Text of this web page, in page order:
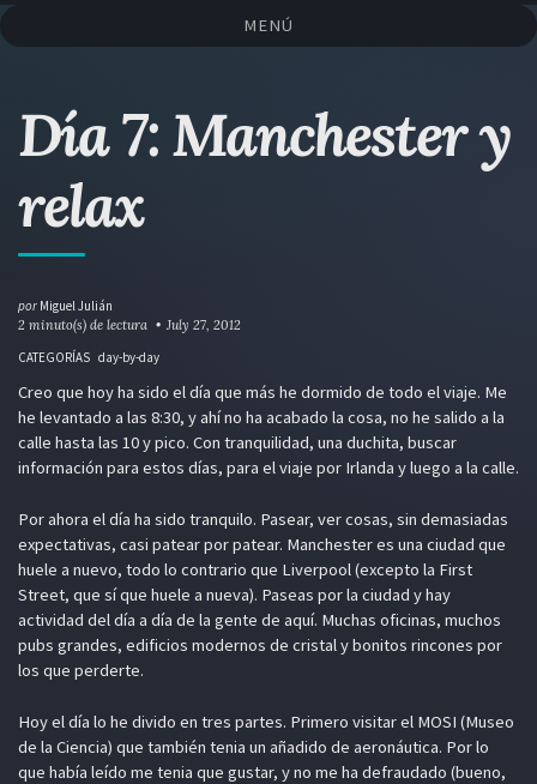
Saltar
enlaces
Saltar
a
primaria
Saltar
al
Saltar
al
página
MENÚ
Día 7: Manchester y
relax
por Miguel Julián
2 minuto(s) de lectura
July 27, 2012
CATEGORÍAS day-by-day
Creo que hoy ha sido el día que más he dormido de todo el viaje. Me
he levantado a las 8:30, y ahí no ha acabado la cosa, no he salido a la
calle hasta las 10 y pico. Con tranquilidad, una duchita, buscar
información para estos días, para el viaje por Irlanda y luego a la calle.
Por ahora el día ha sido tranquilo. Pasear, ver cosas, sin demasiadas
expectativas, casi patear por patear. Manchester es una ciudad que
huele a nuevo, todo lo contrario que Liverpool (excepto la First
Street, que sí que huele a nueva). Paseas por la ciudad y hay
actividad del día a día de la gente de aquí. Muchas oficinas, muchos
pubs grandes, edificios modernos de cristal y bonitos rincones por
los que perderte.
Hoy el día lo he divido en tres partes. Primero visitar el MOSI (Museo
de la Ciencia) que también tenia un añadido de aeronáutica. Por lo
que había leído me tenia que gustar, y no me ha defraudado (bueno,